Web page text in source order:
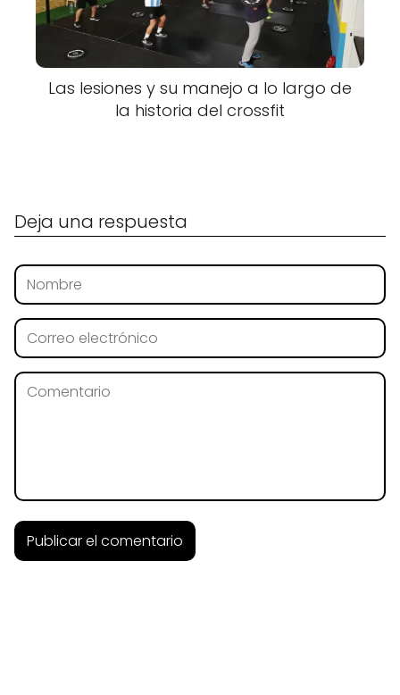
Las lesiones y su manejo a lo largo de
la historia del crossfit
Deja una respuesta